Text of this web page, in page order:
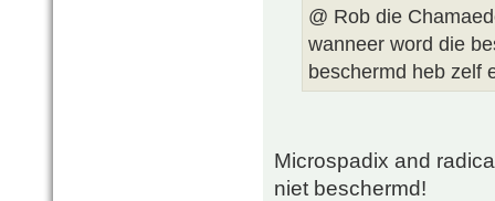
@ Rob die
wanneer word die
beschermd heb zelf
Microspadix and
niet beschermd!